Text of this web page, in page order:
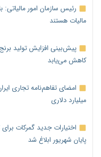
رئیس سازمان امور
مالیات هستند
کاهش می‌یابد
میلیارد دلاری
اختیارات جدید گمرکات
پایان شهریور ابلاغ شد